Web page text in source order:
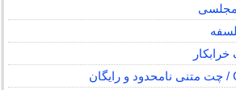
مجلسی